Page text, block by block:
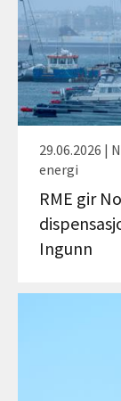
29.06.2026 |
energi
RME gir
Ingunn